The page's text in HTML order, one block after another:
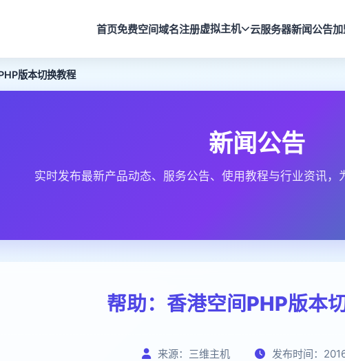
首页免费空间域名注册虚拟主机 云服务器新闻公告加
版本切换教程
新闻公告
实时发布最新产品动态、服务公告、使用教程与行业资讯，
帮助：香港空间PHP版本
来源：三维主机 发布时间：